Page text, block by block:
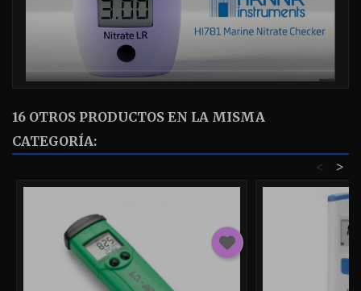
16 OTROS PRODUCTOS EN LA MISMA
CATEGORÍA:
>
<